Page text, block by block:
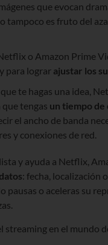
que evocan
tampoco es fruto del
o Amazon Prime
y para lograr ajustar los
te hagas una idea,
tengas un tiempo de
el ancho de banda
y conexiones de red.
y ayuda a Netflix,
: fecha, localización
o aceleras su
streaming en el mundo